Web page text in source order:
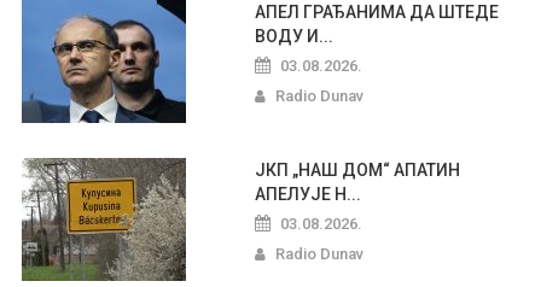
АПЕЛ ГРАЂАНИМА ДА ШТЕДЕ
ВОДУ И...
03.08.2026.
Radio Dunav
ЈКП „НАШ ДОМ“ АПАТИН
АПЕЛУЈЕ Н...
03.08.2026.
Radio Dunav